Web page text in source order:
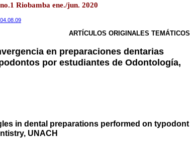
Riobamba ene./jun. 2020
ARTÍCULOS ORIGINALES TEMÁTICOS
en preparaciones dentarias
por estudiantes de Odontología,
in dental preparations performed on typodont
UNACH